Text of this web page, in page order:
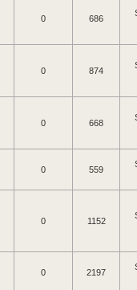
0 686
0 874
0 668
0 559
0 1152
0 2197